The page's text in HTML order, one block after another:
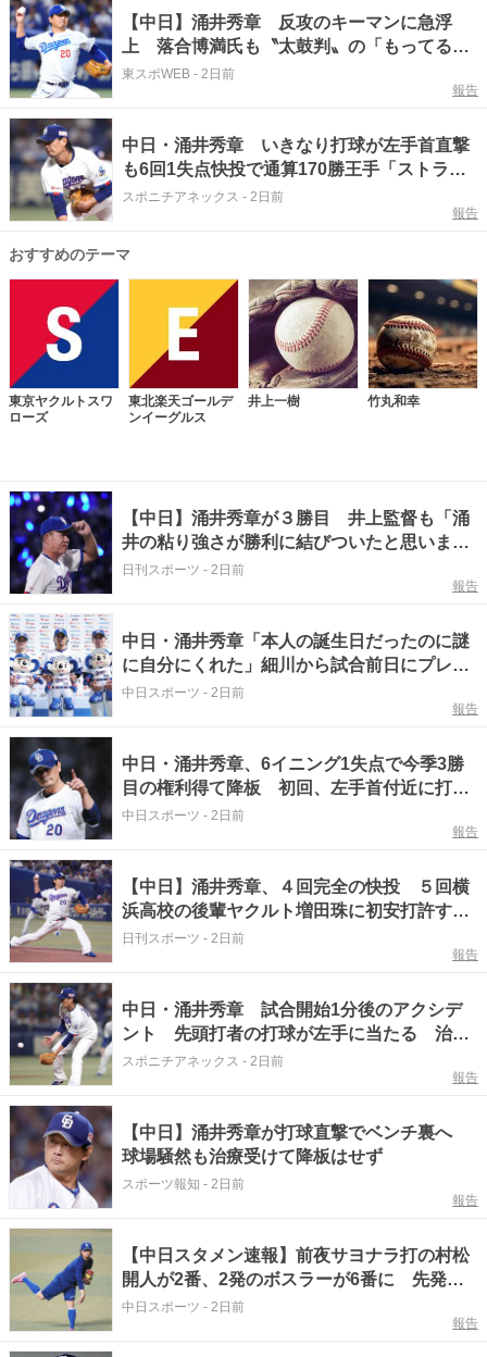
【中日】涌井秀章 反攻のキーマンに急浮
上 落合博満氏も〝太鼓判〟の「もってる」
男
東スポWEB - 2日前
報告
中日・涌井秀章 いきなり打球が左手首直撃
も6回1失点快投で通算170勝王手「ストライ
ク先行でいけた」
スポニチアネックス - 2日前
報告
おすすめのテーマ
東京ヤクルトスワ
ローズ
東北楽天ゴールデ
ンイーグルス
井上一樹 竹丸和幸
【中日】涌井秀章が３勝目 井上監督も「涌
井の粘り強さが勝利に結びついたと思いま
す」と賛辞
日刊スポーツ - 2日前
報告
中日・涌井秀章「本人の誕生日だったのに謎
に自分にくれた」細川から試合前日にプレゼ
ントあったと明かす 打撃援護にも感謝【ヒ
中日スポーツ - 2日前
報告
中日・涌井秀章、6イニング1失点で今季3勝
目の権利得て降板 初回、左手首付近に打球
当たるもヤクルト打線を2安打に封じる
中日スポーツ - 2日前
報告
【中日】涌井秀章、４回完全の快投 ５回横
浜高校の後輩ヤクルト増田珠に初安打許すも
１失点で粘る
日刊スポーツ - 2日前
報告
中日・涌井秀章 試合開始1分後のアクシデ
ント 先頭打者の打球が左手に当たる 治療
後に続投
スポニチアネックス - 2日前
報告
【中日】涌井秀章が打球直撃でベンチ裏へ
球場騒然も治療受けて降板はせず
スポーツ報知 - 2日前
報告
【中日スタメン速報】前夜サヨナラ打の村松
開人が2番、2発のボスラーが6番に 先発は
涌井秀章
中日スポーツ - 2日前
報告